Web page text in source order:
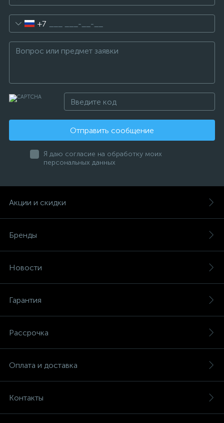
+7
Отправить сообщение
Я даю согласие на обработку моих
персональных данных
Акции и скидки
Бренды
Новости
Гарантия
Рассрочка
Оплата и доставка
Контакты